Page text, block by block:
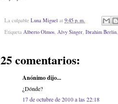
La culpable Luna Miguel at 9:45 p. m.
Etiqueta Alberto Olmos, Alvy Singer, Ibrahim Berlin,
25 comentarios:
Anónimo dijo...
¿Dónde?
17 de octubre de 2010 a las 22:18